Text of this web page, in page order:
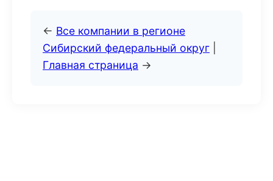
← Все компании в регионе
Сибирский федеральный округ
Главная страница →